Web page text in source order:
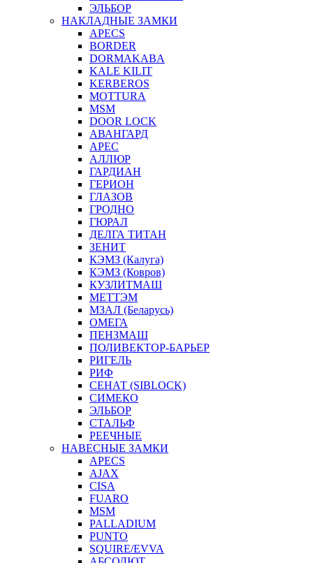
ЭЛЬБОР
НАКЛАДНЫЕ ЗАМКИ
APECS
BORDER
DORMAKABA
KALE KILIT
KERBEROS
MOTTURA
MSM
DOOR LOCK
АВАНГАРД
АРЕС
АЛЛЮР
ГАРДИАН
ГЕРИОН
ГЛАЗОВ
ГРОДНО
ГЮРАЛ
ДЕЛГА ТИТАН
ЗЕНИТ
КЭМЗ (Калуга)
КЭМЗ (Ковров)
КУЗЛИТМАШ
МЕТТЭМ
МЗАЛ (Беларусь)
ОМЕГА
ПЕНЗМАШ
ПОЛИВЕКТОР-БАРЬЕР
РИГЕЛЬ
РИФ
СЕНАТ (SIBLOCK)
СИМЕКО
ЭЛЬБОР
СТАЛЬФ
РЕЕЧНЫЕ
НАВЕСНЫЕ ЗАМКИ
APECS
AJAX
CISA
FUARO
MSM
PALLADIUM
PUNTO
SQUIRE/EVVA